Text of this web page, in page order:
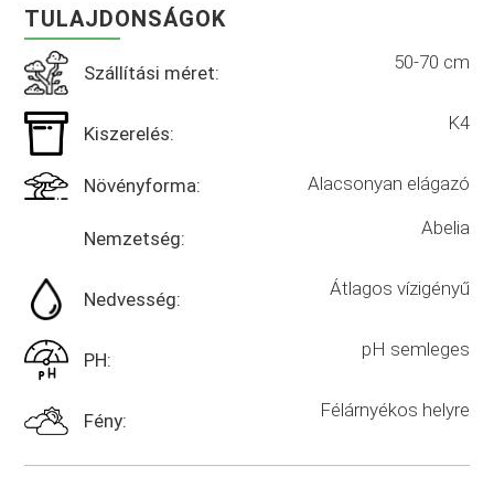
TULAJDONSÁGOK
Szállítási méret: 50-70 cm
Kiszerelés: K4
Növényforma: Alacsonyan elágazó
Nemzetség: Abelia
Nedvesség: Átlagos vízigényű
PH: pH semleges
Fény: Félárnyékos helyre